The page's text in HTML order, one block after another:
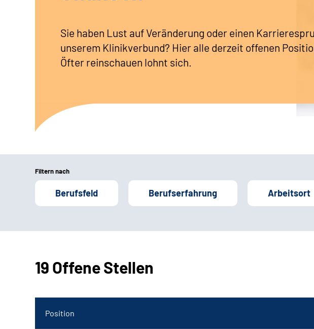
Sie haben Lust auf Veränderung oder einen
unserem Klinikverbund? Hier alle derzeit offenen
Öfter reinschauen lohnt sich.
Filtern nach
Berufsfeld Berufserfahrung Arbeitsort
19 Offene Stellen
Position